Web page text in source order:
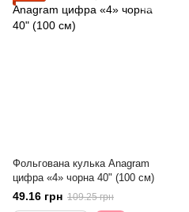
Фольгована кулька Anagram
цифра «4» чорна 40" (100 см)
49.16 грн 109.25 грн